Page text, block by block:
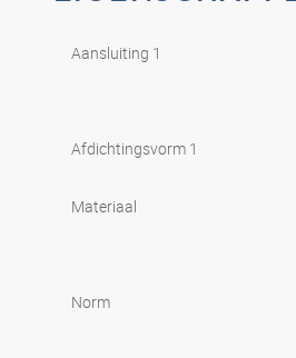
Aansluiting 1
Afdichtingsvorm 1
Materiaal
Norm